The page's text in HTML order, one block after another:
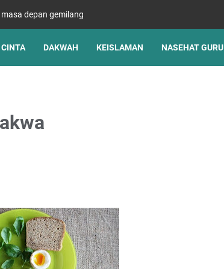
depan gemilang
CINTA DAKWAH KEISLAMAN NASEHAT GURU